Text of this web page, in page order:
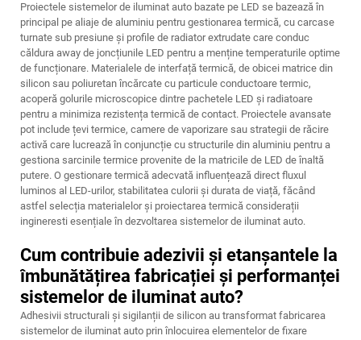
Proiectele sistemelor de iluminat auto bazate pe LED se bazează în
principal pe aliaje de aluminiu pentru gestionarea termică, cu carcase
turnate sub presiune și profile de radiator extrudate care conduc
căldura away de joncțiunile LED pentru a menține temperaturile optime
de funcționare. Materialele de interfață termică, de obicei matrice din
silicon sau poliuretan încărcate cu particule conductoare termic,
acoperă golurile microscopice dintre pachetele LED și radiatoare
pentru a minimiza rezistența termică de contact. Proiectele avansate
pot include țevi termice, camere de vaporizare sau strategii de răcire
activă care lucrează în conjuncție cu structurile din aluminiu pentru a
gestiona sarcinile termice provenite de la matricile de LED de înaltă
putere. O gestionare termică adecvată influențează direct fluxul
luminos al LED-urilor, stabilitatea culorii și durata de viață, făcând
astfel selecția materialelor și proiectarea termică considerații
ingineresti esențiale în dezvoltarea sistemelor de iluminat auto.
Cum contribuie adezivii și etanșantele la
îmbunătățirea fabricației și performanței
sistemelor de iluminat auto?
Adhesivii structurali și sigilanții de silicon au transformat fabricarea
sistemelor de iluminat auto prin înlocuirea elementelor de fixare